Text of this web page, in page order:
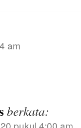
am
berkata:
pukul 4:00 am